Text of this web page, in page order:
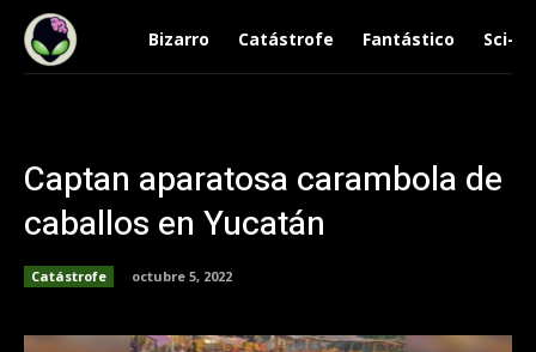
Bizarro Catástrofe Fantástico Sci-Fi
Captan aparatosa carambola de
caballos en Yucatán
Catástrofe octubre 5, 2022